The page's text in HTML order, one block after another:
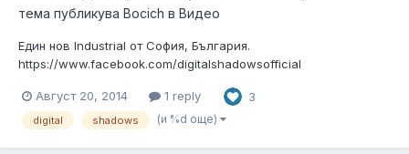
тема публикува Bocich в Видео
Един нов Industrial от София, България.
https://www.facebook.com/digitalshadowsofficial
Август 20, 2014 1 reply 3
digital shadows (и %d още)